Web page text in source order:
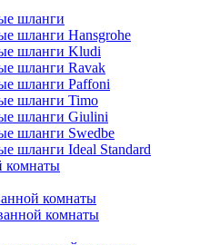
шланги
шланги Hansgrohe
шланги Kludi
шланги Ravak
шланги Paffoni
шланги Timo
шланги Giulini
шланги Swedbe
шланги Ideal Standard
комнаты
комнаты
комнаты